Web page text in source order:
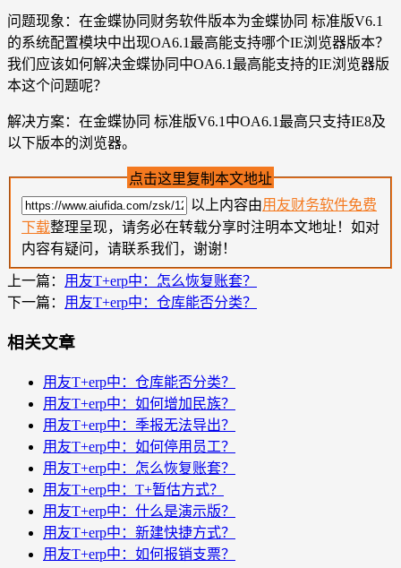
问题现象：在金蝶协同财务软件版本为金蝶协同 标准版V6.1
的系统配置模块中出现OA6.1最高能支持哪个IE浏览器版本？
我们应该如何解决金蝶协同中OA6.1最高能支持的IE浏览器版
本这个问题呢？
解决方案：在金蝶协同 标准版V6.1中OA6.1最高只支持IE8及
以下版本的浏览器。
点击这里复制本文地址
以上内容由用友财务软件免费
下载整理呈现，请务必在转载分享时注明本文地址！如对
内容有疑问，请联系我们，谢谢！
上一篇： 用友T+erp中：怎么恢复账套？
下一篇： 用友T+erp中：仓库能否分类？
相关文章
用友T+erp中：仓库能否分类？
用友T+erp中：如何增加民族？
用友T+erp中：季报无法导出？
用友T+erp中：如何停用员工？
用友T+erp中：怎么恢复账套？
用友T+erp中：T+暂估方式？
用友T+erp中：什么是演示版？
用友T+erp中：新建快捷方式？
用友T+erp中：如何报销支票？